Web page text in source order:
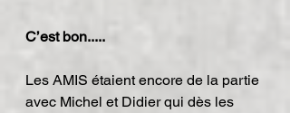
C’est bon.....
Les AMIS étaient encore de la partie
avec Michel et Didier qui dès les